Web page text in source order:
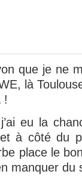
que je ne
là
!
eu la
à côté du
place le
manquer du